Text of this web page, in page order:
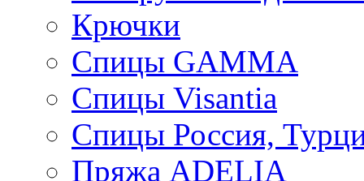
Крючки
Спицы GAMMA
Спицы Visantia
Спицы Россия,
Пряжа ADELIA